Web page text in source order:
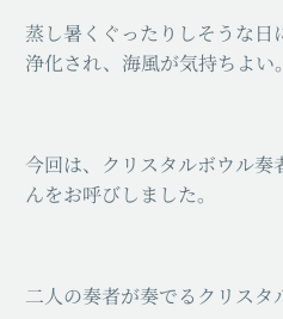
蒸し暑くぐったりしそうな日
浄化され、海風が気持ちよい。
今回は、クリスタルボウル奏
んをお呼びしました。
二人の奏者が奏でるクリスタ